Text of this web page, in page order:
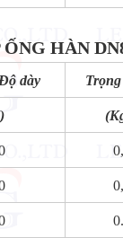
HÀN DN8
dày